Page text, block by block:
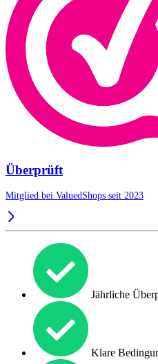
Überprüft
Mitglied bei ValuedShops seit 2023
Jährliche
Klare